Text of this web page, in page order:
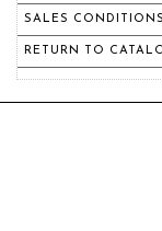
SALES CONDITIONS
RETURN TO